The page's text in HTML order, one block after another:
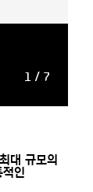
1 / 7
대 규모의
인